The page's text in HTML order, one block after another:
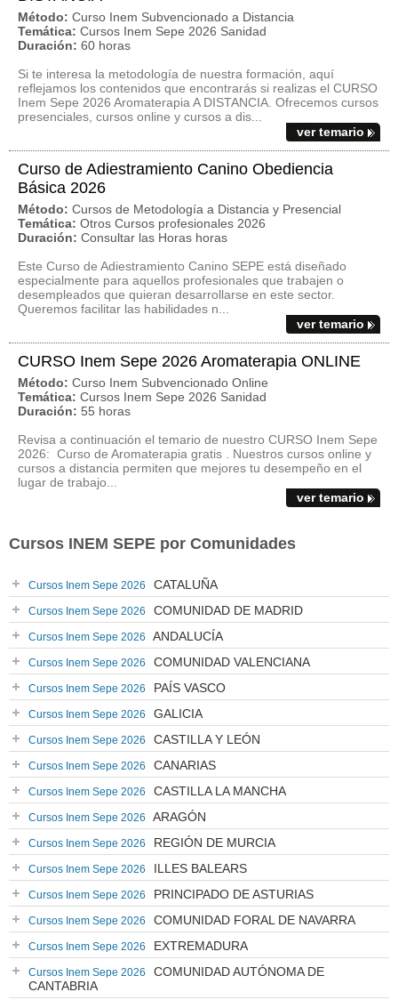
Método: Curso Inem Subvencionado a Distancia
Temática: Cursos Inem Sepe 2026 Sanidad
Duración: 60 horas
Si te interesa la metodología de nuestra formación, aquí
reflejamos los contenidos que encontrarás si realizas el CURSO
Inem Sepe 2026 Aromaterapia A DISTANCIA. Ofrecemos cursos
presenciales, cursos online y cursos a dis...
ver temario
Curso de Adiestramiento Canino Obediencia
Básica 2026
Método: Cursos de Metodología a Distancia y Presencial
Temática: Otros Cursos profesionales 2026
Duración: Consultar las Horas horas
Este Curso de Adiestramiento Canino SEPE está diseñado
especialmente para aquellos profesionales que trabajen o
desempleados que quieran desarrollarse en este sector.
Queremos facilitar las habilidades n...
ver temario
CURSO Inem Sepe 2026 Aromaterapia ONLINE
Método: Curso Inem Subvencionado Online
Temática: Cursos Inem Sepe 2026 Sanidad
Duración: 55 horas
Revisa a continuación el temario de nuestro CURSO Inem Sepe
2026: Curso de Aromaterapia gratis . Nuestros cursos online y
cursos a distancia permiten que mejores tu desempeño en el
lugar de trabajo...
ver temario
Cursos INEM SEPE por Comunidades
Cursos Inem Sepe 2026 CATALUÑA
Cursos Inem Sepe 2026 COMUNIDAD DE MADRID
Cursos Inem Sepe 2026 ANDALUCÍA
Cursos Inem Sepe 2026 COMUNIDAD VALENCIANA
Cursos Inem Sepe 2026 PAÍS VASCO
Cursos Inem Sepe 2026 GALICIA
Cursos Inem Sepe 2026 CASTILLA Y LEÓN
Cursos Inem Sepe 2026 CANARIAS
Cursos Inem Sepe 2026 CASTILLA LA MANCHA
Cursos Inem Sepe 2026 ARAGÓN
Cursos Inem Sepe 2026 REGIÓN DE MURCIA
Cursos Inem Sepe 2026 ILLES BALEARS
Cursos Inem Sepe 2026 PRINCIPADO DE ASTURIAS
Cursos Inem Sepe 2026 COMUNIDAD FORAL DE NAVARRA
Cursos Inem Sepe 2026 EXTREMADURA
Cursos Inem Sepe 2026
COMUNIDAD AUTÓNOMA DE
CANTABRIA